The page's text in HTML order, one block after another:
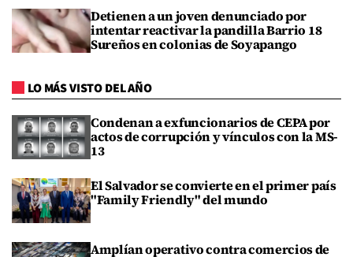
Detienen a un joven denunciado por
intentar reactivar la pandilla Barrio 18
Sureños en colonias de Soyapango
LO MÁS VISTO DEL AÑO
Condenan a exfuncionarios de CEPA por
actos de corrupción y vínculos con la MS-
13
El Salvador se convierte en el primer país
"Family Friendly" del mundo
Amplían operativo contra comercios de